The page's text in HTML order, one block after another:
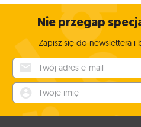
Nie przegap
Zapisz się do newslettera i